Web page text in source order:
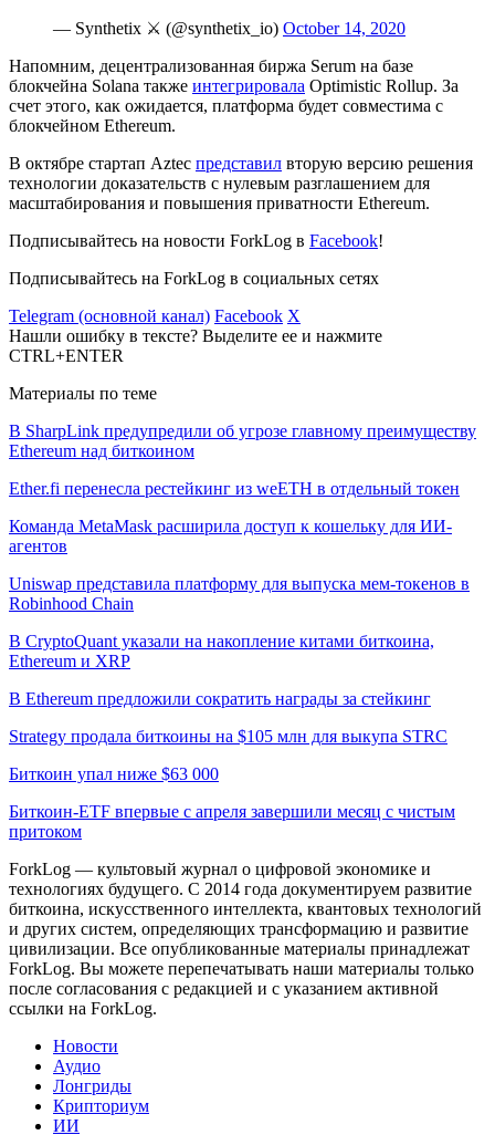
— Synthetix ⚔️ (@synthetix_io) October 14, 2020
Напомним, децентрализованная биржа Serum на базе
блокчейна Solana также интегрировала Optimistic Rollup. За
счет этого, как ожидается, платформа будет совместима с
блокчейном Ethereum.
В октябре стартап Aztec представил вторую версию решения
технологии доказательств с нулевым разглашением для
масштабирования и повышения приватности Ethereum.
Подписывайтесь на новости ForkLog в Facebook!
Подписывайтесь на ForkLog в социальных сетях
Telegram (основной канал) Facebook X
Нашли ошибку в тексте? Выделите ее и нажмите
CTRL+ENTER
Материалы по теме
В SharpLink предупредили об угрозе главному преимуществу
Ethereum над биткоином
Ether.fi перенесла рестейкинг из weETH в отдельный токен
Команда MetaMask расширила доступ к кошельку для ИИ-
агентов
Uniswap представила платформу для выпуска мем-токенов в
Robinhood Chain
В CryptoQuant указали на накопление китами биткоина,
Ethereum и XRP
В Ethereum предложили сократить награды за стейкинг
Strategy продала биткоины на $105 млн для выкупа STRC
Биткоин упал ниже $63 000
Биткоин-ETF впервые с апреля завершили месяц с чистым
притоком
ForkLog — культовый журнал о цифровой экономике и
технологиях будущего. С 2014 года документируем развитие
биткоина, искусственного интеллекта, квантовых технологий
и других систем, определяющих трансформацию и развитие
цивилизации. Все опубликованные материалы принадлежат
ForkLog. Вы можете перепечатывать наши материалы только
после согласования с редакцией и с указанием активной
ссылки на ForkLog.
Новости
Аудио
Лонгриды
Крипториум
ИИ